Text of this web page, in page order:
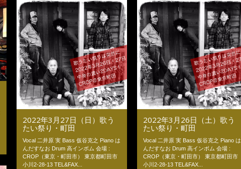
2022年3月27日（日）歌う
たい祭り・町田
Vocal 二井原 実 Bass 仮谷克之 Piano は
んだすなお Drum 高インボム 会場 :
CROP（東京・町田市） 東京都町田市
小川2-28-13 TEL&FAX...
2022年3月26日（土）歌う
たい祭り・町田
Vocal 二井原 実 Bass 仮谷克之 Piano は
んだすなお Drum 高インボム 会場 :
CROP（東京・町田市） 東京都町田市
小川2-28-13 TEL&FAX...